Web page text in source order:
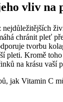
vliv na
chránit pleť
tvorbu
pleti. Kromě
na krásu vaší
jak Vitamin C